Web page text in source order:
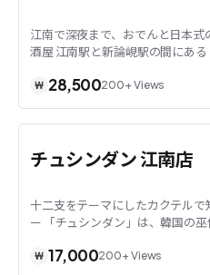
江南で深夜まで、おでんと日本
酒屋 江南駅と新論峴駅の間にあ
₩ 28,500200+ Views
ソウル · 江南
チュシンダン 江南店
十二支をテーマにしたカクテル
ー 「チュシンダン」は、韓国の
₩ 17,000200+ Views